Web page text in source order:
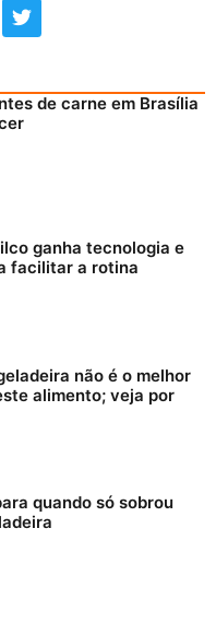
de carne em Brasília
ganha tecnologia e
facilitar a rotina
não é o melhor
alimento; veja por
quando só sobrou